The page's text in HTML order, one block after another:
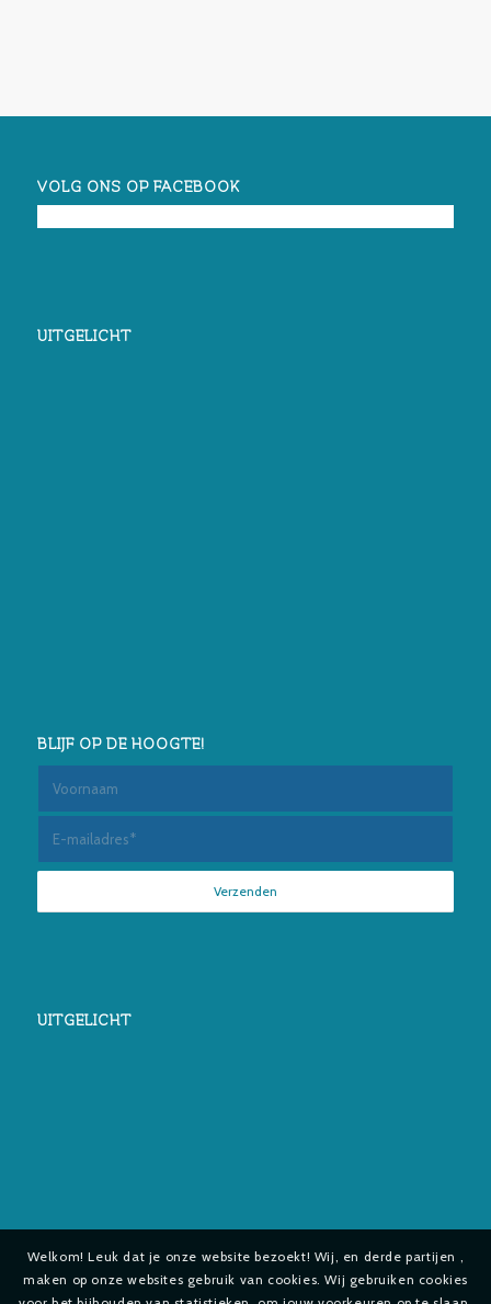
VOLG ONS OP FACEBOOK
UITGELICHT
BLIJF OP DE HOOGTE!
UITGELICHT
Welkom! Leuk dat je onze website bezoekt! Wij, en derde partijen ,
maken op onze websites gebruik van cookies. Wij gebruiken cookies